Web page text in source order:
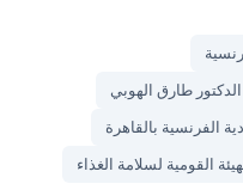
طارق الهوبي
الفرنسية بالقاهرة
القومية لسلامة الغذاء